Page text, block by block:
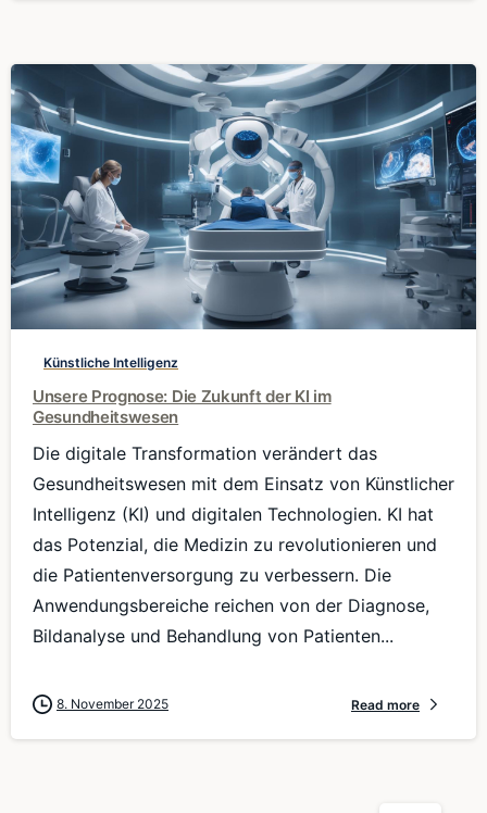
Künstliche Intelligenz
Unsere Prognose: Die Zukunft der KI im
Gesundheitswesen
Die digitale Transformation verändert das
Gesundheitswesen mit dem Einsatz von Künstlicher
Intelligenz (KI) und digitalen Technologien. KI hat
das Potenzial, die Medizin zu revolutionieren und
die Patientenversorgung zu verbessern. Die
Anwendungsbereiche reichen von der Diagnose,
Bildanalyse und Behandlung von Patienten...
8. November 2025 Read more